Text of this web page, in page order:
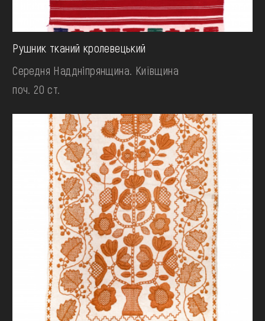
Рушник тканий кролевецький
Середня Наддніпрянщина. Київщина
поч. 20 ст.